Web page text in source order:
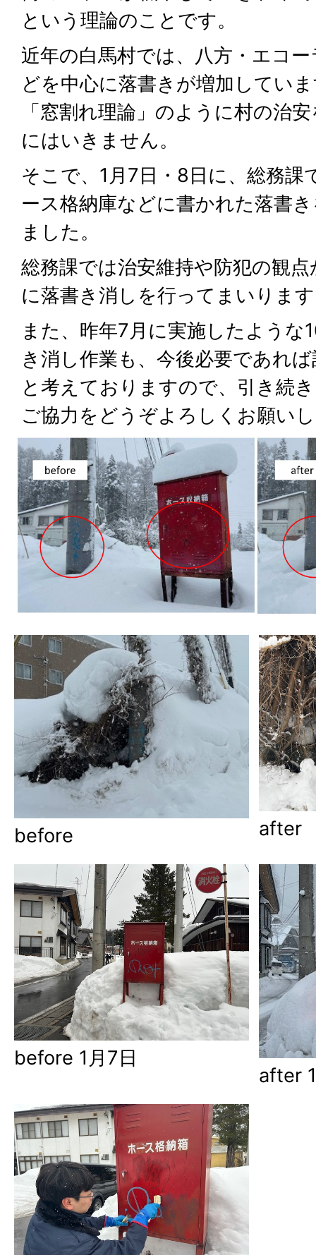
という理論のことです。
近年の白馬村では、八方・エコ
どを中心に落書きが増加してい
「窓割れ理論」のように村の治
にはいきません。
そこで、1月7日・8日に、総務課
ース格納庫などに書かれた落書
ました。
総務課では治安維持や防犯の観
に落書き消しを行ってまいりま
また、昨年7月に実施したような
き消し作業も、今後必要であれ
と考えておりますので、引き続
ご協力をどうぞよろしくお願い
before after
before 1月7日
after